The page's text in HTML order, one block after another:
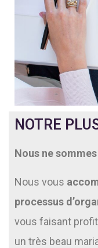
NOTRE
Nous ne
Nous vous
processus
vous faisant
un très beau